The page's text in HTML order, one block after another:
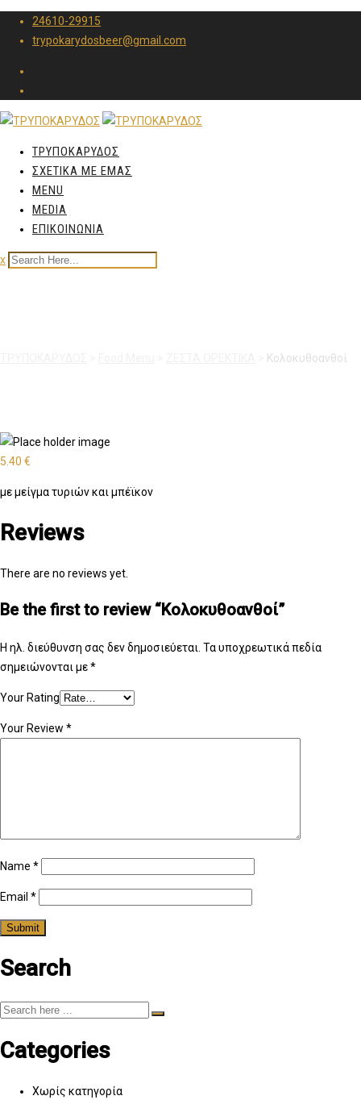
24610-29915
trypokarydosbeer@gmail.com
ΤΡΥΠΟΚΑΡΥΔΟΣ
ΣΧΕΤΙΚΑ ΜΕ ΕΜΑΣ
MENU
MEDIA
ΕΠΙΚΟΙΝΩΝΙΑ
x
Κολοκυθοανθοί
5.40 €
με μείγμα τυριών και μπέϊκον
Reviews
There are no reviews yet.
Be the first to review “Κολοκυθοανθοί”
Η ηλ. διεύθυνση σας δεν δημοσιεύεται. Τα υποχρεωτικά πεδία
σημειώνονται με*
Your Rating
Your Review *
Name *
Email *
Search
Categories
Χωρίς κατηγορία